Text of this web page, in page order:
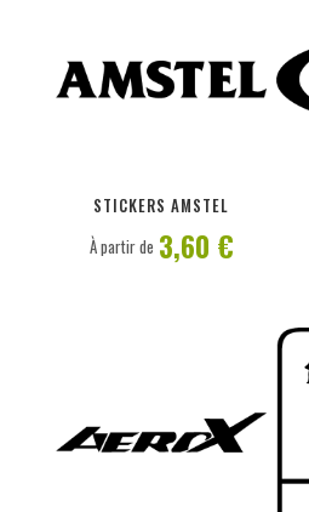
STICKERS AMSTEL
À partir de 3,60 €